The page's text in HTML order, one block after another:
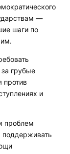
—
шаги по
грубые
против
и
проблем
поддерживать